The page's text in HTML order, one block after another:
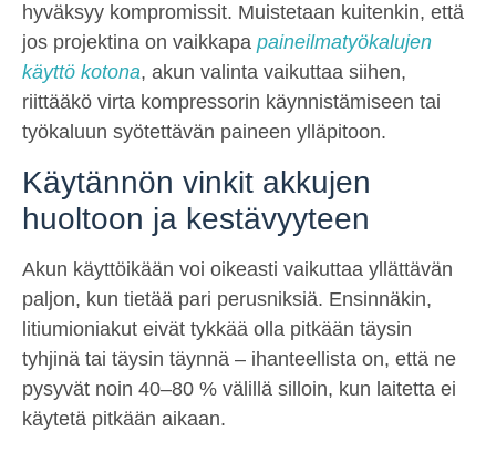
hyväksyy kompromissit. Muistetaan kuitenkin, että
jos projektina on vaikkapa paineilmatyökalujen
käyttö kotona, akun valinta vaikuttaa siihen,
riittääkö virta kompressorin käynnistämiseen tai
työkaluun syötettävän paineen ylläpitoon.
Käytännön vinkit akkujen
huoltoon ja kestävyyteen
Akun käyttöikään voi oikeasti vaikuttaa yllättävän
paljon, kun tietää pari perusniksiä. Ensinnäkin,
litiumioniakut eivät tykkää olla pitkään täysin
tyhjinä tai täysin täynnä – ihanteellista on, että ne
pysyvät noin 40–80 % välillä silloin, kun laitetta ei
käytetä pitkään aikaan.